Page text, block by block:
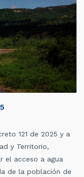
121 de 2025 y a
y Territorio,
el acceso a agua
de la población de